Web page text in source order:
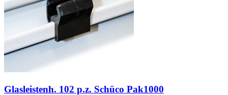
Glasleistenh. 102 p.z. Schüco Pak1000